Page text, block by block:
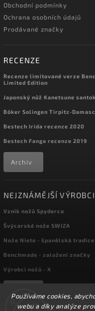
Používáme cookies,
webu a díky analýze
Obchodní podmínky
Ochrana osobních údajů
Prodávané značky
RECENZE
Recenze limitované verze
Limited Edition
Japonský nůž Kanetsune
Böker Solingen Tirpitz-
Bestech Irida recenze 2020
Bestech Fanga recenze 2019
Archiv
NEJZNÁMĚJŠÍ
Vznik nožů Spyderco
Švýcarské nože SWIZA
Nože Nieto - španělská tradice
Benchmade - založení značky
Výrobci nožů - X